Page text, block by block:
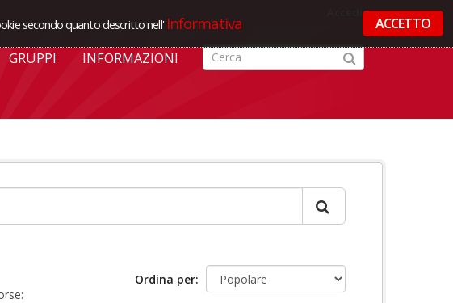
secondo quanto descritto nell' Informativa ACCETTO
GRUPPI INFORMAZIONI
Ordina per